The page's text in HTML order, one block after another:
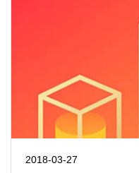
2018-03-27